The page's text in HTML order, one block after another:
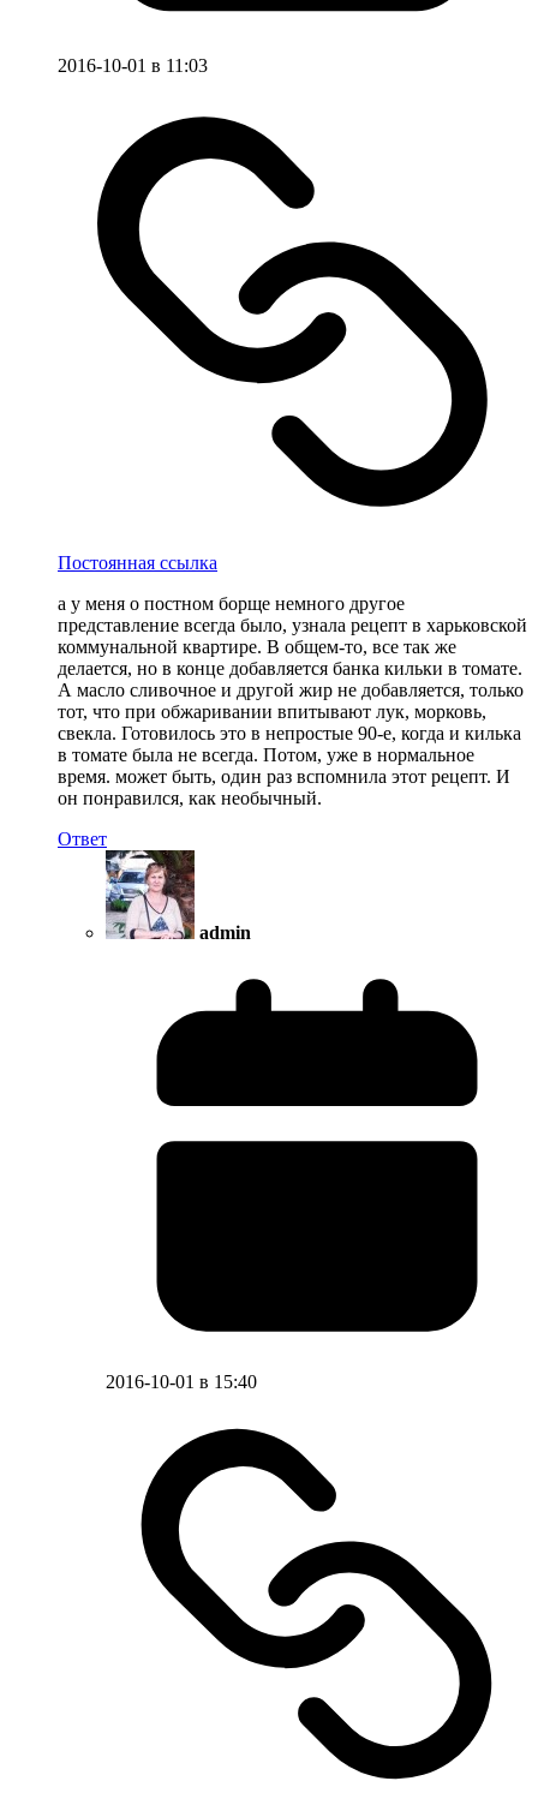
2016-10-01 в 11:03
Постоянная ссылка
а у меня о постном борще немного другое
представление всегда было, узнала рецепт в харьковской
коммунальной квартире. В общем-то, все так же
делается, но в конце добавляется банка кильки в томате.
А масло сливочное и другой жир не добавляется, только
тот, что при обжаривании впитывают лук, морковь,
свекла. Готовилось это в непростые 90-е, когда и килька
в томате была не всегда. Потом, уже в нормальное
время. может быть, один раз вспомнила этот рецепт. И
он понравился, как необычный.
Ответ
admin
2016-10-01 в 15:40